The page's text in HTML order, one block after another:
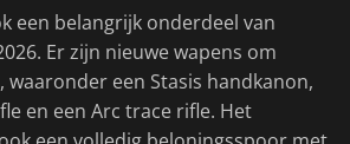
een belangrijk onderdeel van
Er zijn nieuwe wapens om
waaronder een Stasis handkanon,
en een Arc trace rifle. Het